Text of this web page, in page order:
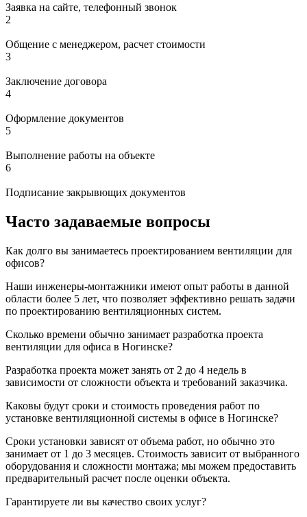
Заявка на сайте, телефонный звонок
2
Общение с менеджером, расчет стоимости
3
Заключение договора
4
Оформление документов
5
Выполнение работы на объекте
6
Подписание закрывющих документов
Часто задаваемые вопросы
Как долго вы занимаетесь проектированием вентиляции для
офисов?
Наши инженеры-монтажники имеют опыт работы в данной
области более 5 лет, что позволяет эффективно решать задачи
по проектированию вентиляционных систем.
Сколько времени обычно занимает разработка проекта
вентиляции для офиса в Ногинске?
Разработка проекта может занять от 2 до 4 недель в
зависимости от сложности объекта и требований заказчика.
Каковы будут сроки и стоимость проведения работ по
установке вентиляционной системы в офисе в Ногинске?
Сроки установки зависят от объема работ, но обычно это
занимает от 1 до 3 месяцев. Стоимость зависит от выбранного
оборудования и сложности монтажа; мы можем предоставить
предварительный расчет после оценки объекта.
Гарантируете ли вы качество своих услуг?